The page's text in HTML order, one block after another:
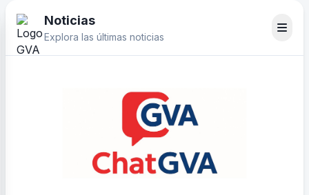
Noticias
Explora las últimas noticias